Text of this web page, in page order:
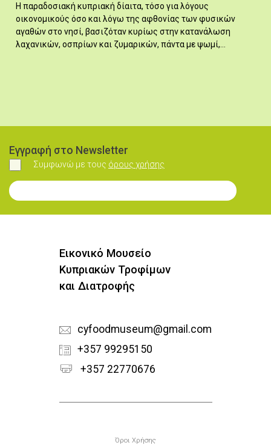
Η παραδοσιακή κυπριακή δίαιτα, τόσο για λόγους
οικονομικούς όσο και λόγω της αφθονίας των φυσικών
αγαθών στο νησί, βασιζόταν κυρίως στην κατανάλωση
λαχανικών, οσπρίων και ζυμαρικών, πάντα με ψωμί,…
Εγγραφή στο Newsletter
Συμφωνώ
Συμφωνώ με τους όρους χρήσης
Εγγραφή στο Newsletter
Εικονικό Μουσείο
Κυπριακών Τροφίμων
και Διατροφής
cyfoodmuseum@gmail.com
+357 99295150
+357 22770676
Υποσέλιδο
Όροι Χρήσης